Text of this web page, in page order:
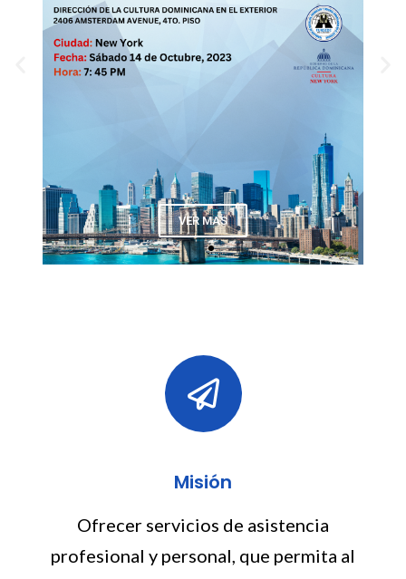
VER MAS
Misión
Ofrecer servicios de asistencia
profesional y personal, que permita al